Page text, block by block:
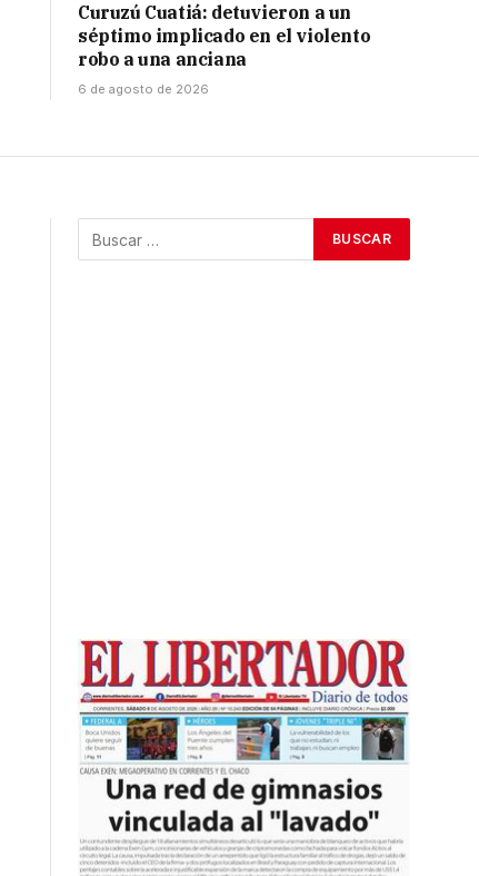
Curuzú Cuatiá: detuvieron a un
séptimo implicado en el violento
robo a una anciana
6 de agosto de 2026